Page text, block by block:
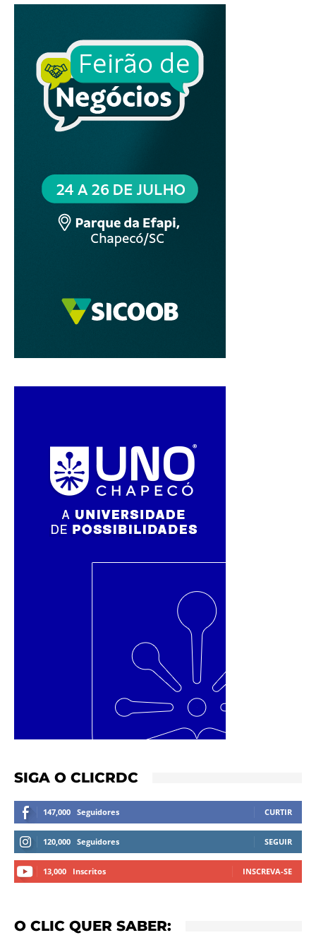
SIGA O CLICRDC
147,000 Seguidores CURTIR
120,000 Seguidores SEGUIR
13,000 Inscritos INSCREVA-SE
O CLIC QUER SABER: